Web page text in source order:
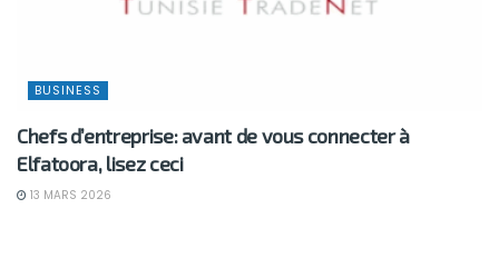
BUSINESS
Chefs d’entreprise: avant de vous connecter à
Elfatoora, lisez ceci
13 MARS 2026